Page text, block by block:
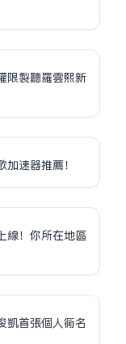
限制聽羅雲熙新
速器推薦！
線！你所在地區
凱首張個人同名